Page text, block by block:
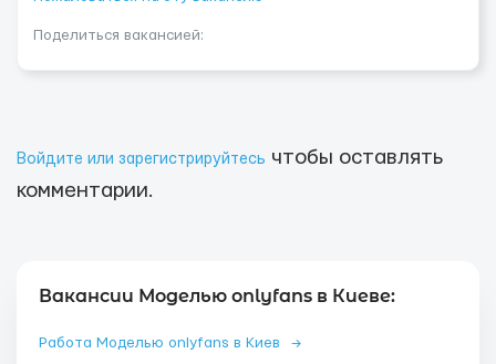
Поделиться вакансией:
Войдите или зарегистрируйтесь чтобы оставлять
комментарии.
Вакансии Моделью onlyfans в Киеве:
Работа Моделью onlyfans в Киев →